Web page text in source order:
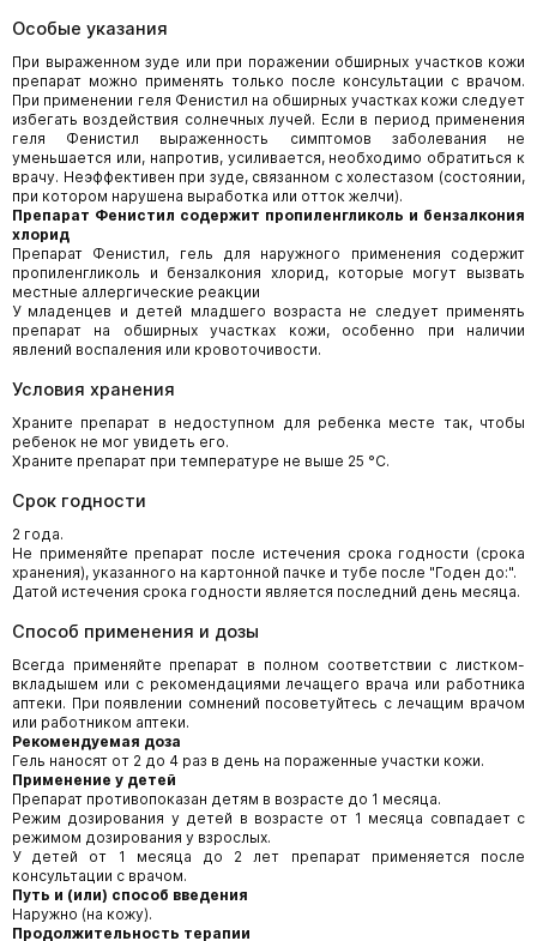
Особые указания
При выраженном зуде или при поражении обширных участков кожи
препарат можно применять только после консультации с врачом.
При применении геля Фенистил на обширных участках кожи следует
избегать воздействия солнечных лучей. Если в период применения
геля Фенистил выраженность симптомов заболевания не
уменьшается или, напротив, усиливается, необходимо обратиться к
врачу. Неэффективен при зуде, связанном с холестазом (состоянии,
при котором нарушена выработка или отток желчи).
Препарат Фенистил содержит пропиленгликоль и бензалкония
хлорид
Препарат Фенистил, гель для наружного применения содержит
пропиленгликоль и бензалкония хлорид, которые могут вызвать
местные аллергические реакции
У младенцев и детей младшего возраста не следует применять
препарат на обширных участках кожи, особенно при наличии
явлений воспаления или кровоточивости.
Условия хранения
Храните препарат в недоступном для ребенка месте так, чтобы
ребенок не мог увидеть его.
Храните препарат при температуре не выше 25 °C.
Срок годности
2 года.
Не применяйте препарат после истечения срока годности (срока
хранения), указанного на картонной пачке и тубе после "Годен до:".
Датой истечения срока годности является последний день месяца.
Способ применения и дозы
Всегда применяйте препарат в полном соответствии с листком-
вкладышем или с рекомендациями лечащего врача или работника
аптеки. При появлении сомнений посоветуйтесь с лечащим врачом
или работником аптеки.
Рекомендуемая доза
Гель наносят от 2 до 4 раз в день на пораженные участки кожи.
Применение у детей
Препарат противопоказан детям в возрасте до 1 месяца.
Режим дозирования у детей в возрасте от 1 месяца совпадает с
режимом дозирования у взрослых.
У детей от 1 месяца до 2 лет препарат применяется после
консультации с врачом.
Путь и (или) способ введения
Наружно (на кожу).
Продолжительность терапии